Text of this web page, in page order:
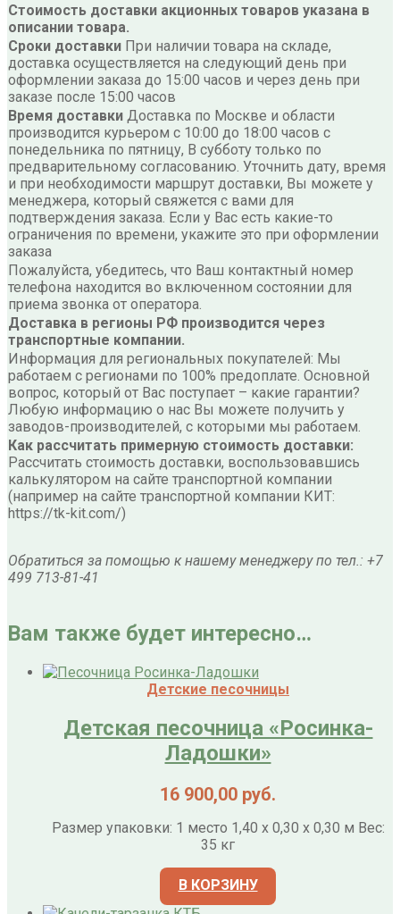
Стоимость доставки акционных товаров указана в
описании товара.
Сроки доставки При наличии товара на складе,
доставка осуществляется на следующий день при
оформлении заказа до 15:00 часов и через день при
заказе после 15:00 часов
Время доставки Доставка по Москве и области
производится курьером с 10:00 до 18:00 часов с
понедельника по пятницу, В субботу только по
предварительному согласованию. Уточнить дату, время
и при необходимости маршрут доставки, Вы можете у
менеджера, который свяжется с вами для
подтверждения заказа. Если у Вас есть какие-то
ограничения по времени, укажите это при оформлении
заказа
Пожалуйста, убедитесь, что Ваш контактный номер
телефона находится во включенном состоянии для
приема звонка от оператора.
Доставка в регионы РФ производится через
транспортные компании.
Информация для региональных покупателей: Мы
работаем с регионами по 100% предоплате. Основной
вопрос, который от Вас поступает – какие гарантии?
Любую информацию о нас Вы можете получить у
заводов-производителей, с которыми мы работаем.
Как рассчитать примерную стоимость доставки:
Рассчитать стоимость доставки, воспользовавшись
калькулятором на сайте транспортной компании
(например на сайте транспортной компании КИТ:
https://tk-kit.com/)
Обратиться за помощью к нашему менеджеру по тел.: +7
499 713-81-41
Вам также будет интересно…
Детские песочницы
Детская песочница «Росинка-
Ладошки»
16 900,00 руб.
Размер упаковки: 1 место 1,40 х 0,30 х 0,30 м Вес:
35 кг
В КОРЗИНУ